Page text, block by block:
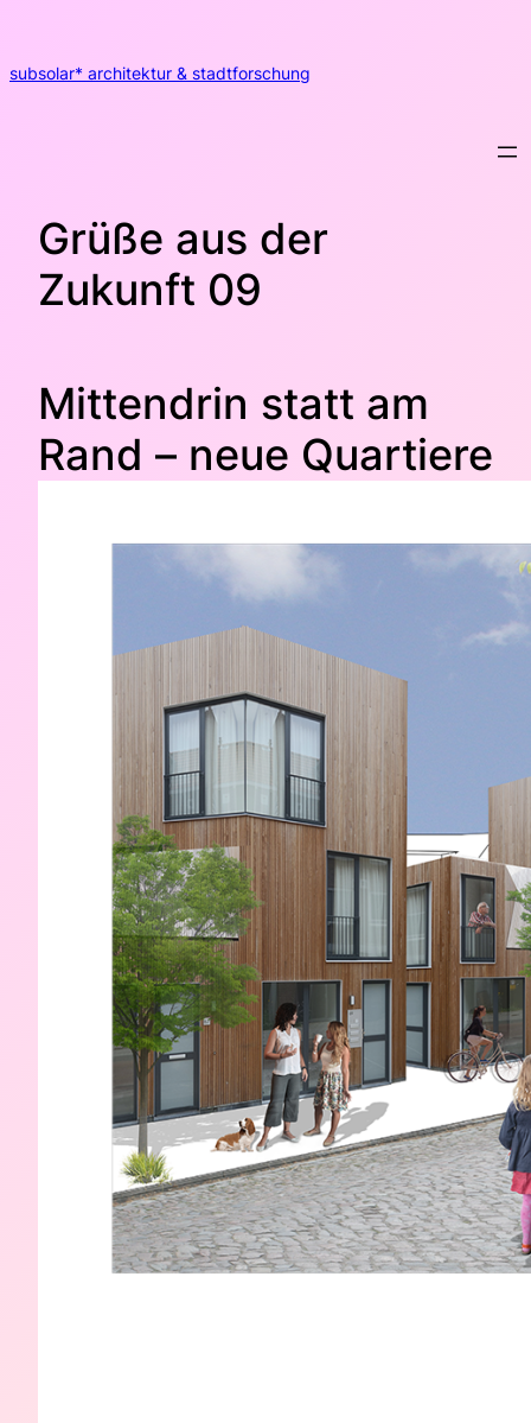
springen
subsolar* architektur & stadtforschung
Grüße aus der
Zukunft 09
Mittendrin statt am
Rand – neue Quartiere